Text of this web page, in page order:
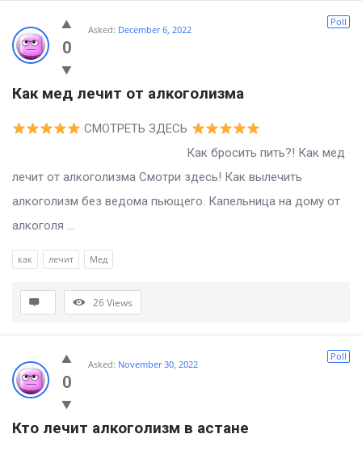
0
Poll
Asked: December 6, 2022
Как мед лечит от алкоголизма
СМОТРЕТЬ ЗДЕСЬ
Как бросить пить?! Как мед
лечит от алкоголизма Смотри здесь! Как вылечить
алкоголизм без ведома пьющего. Капельница на дому от
алкоголя ...
как лечит Мед
26Views
0
Poll
Asked: November 30, 2022
Кто лечит алкоголизм в астане